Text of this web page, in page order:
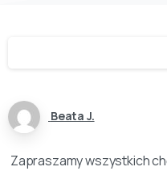
Beata J.
Zapraszamy wszystkich